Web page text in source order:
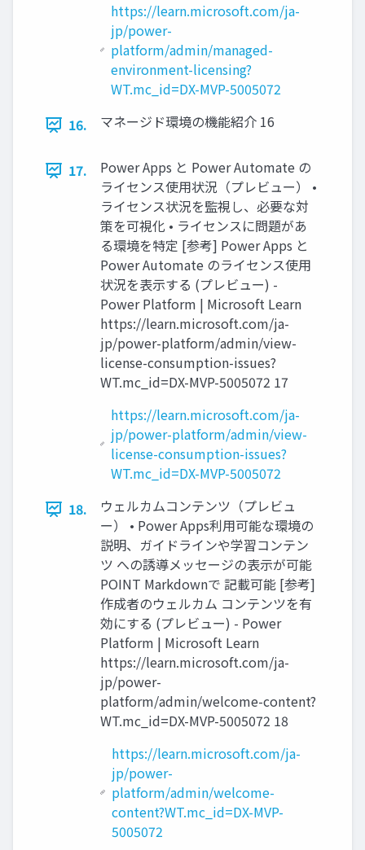
https://learn.microsoft.com/ja-
jp/power-
platform/admin/managed-
environment-licensing?
WT.mc_id=DX-MVP-5005072
16.
マネージド環境の機能紹介 16
17.
Power Apps と Power Automate の
ライセンス使用状況（プレビュー） •
ライセンス状況を監視し、必要な対
策を可視化 • ライセンスに問題があ
る環境を特定 [参考] Power Apps と
Power Automate のライセンス使用
状況を表示する (プレビュー) -
Power Platform | Microsoft Learn
https://learn.microsoft.com/ja-
jp/power-platform/admin/view-
license-consumption-issues?
WT.mc_id=DX-MVP-5005072 17
https://learn.microsoft.com/ja-
jp/power-platform/admin/view-
license-consumption-issues?
WT.mc_id=DX-MVP-5005072
18.
ウェルカムコンテンツ（プレビュ
ー） • Power Apps利用可能な環境の
説明、ガイドラインや学習コンテン
ツ への誘導メッセージの表示が可能
POINT Markdownで 記載可能 [参考]
作成者のウェルカム コンテンツを有
効にする (プレビュー) - Power
Platform | Microsoft Learn
https://learn.microsoft.com/ja-
jp/power-
platform/admin/welcome-content?
WT.mc_id=DX-MVP-5005072 18
https://learn.microsoft.com/ja-
jp/power-
platform/admin/welcome-
content?WT.mc_id=DX-MVP-
5005072